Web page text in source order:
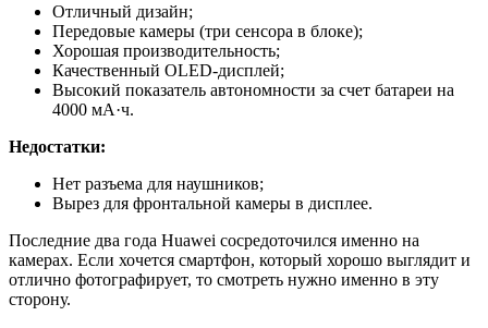
Отличный дизайн;
Передовые камеры (три сенсора в блоке);
Хорошая производительность;
Качественный OLED-дисплей;
Высокий показатель автономности за счет батареи на
4000 мА·ч.
Недостатки:
Нет разъема для наушников;
Вырез для фронтальной камеры в дисплее.
Последние два года Huawei сосредоточился именно на
камерах. Если хочется смартфон, который хорошо выглядит и
отлично фотографирует, то смотреть нужно именно в эту
сторону.